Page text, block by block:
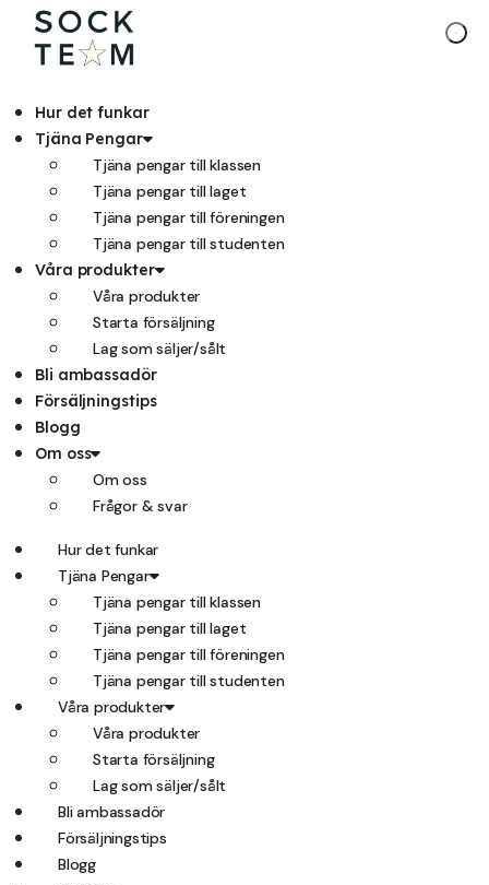
Hoppa
innehåll
Hur det funkar
Tjäna Pengar
Tjäna pengar till klassen
Tjäna pengar till laget
Tjäna pengar till föreningen
Tjäna pengar till studenten
Våra produkter
Våra produkter
Starta försäljning
Lag som säljer/sålt
Bli ambassadör
Försäljningstips
Blogg
Om oss
Om oss
Frågor & svar
Hur det funkar
Tjäna Pengar
Tjäna pengar till klassen
Tjäna pengar till laget
Tjäna pengar till föreningen
Tjäna pengar till studenten
Våra produkter
Våra produkter
Starta försäljning
Lag som säljer/sålt
Bli ambassadör
Försäljningstips
Blogg